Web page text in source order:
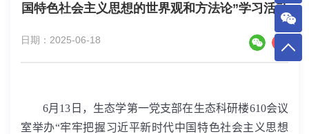
国特色社会主义思想的世界观和方法论”学习活动
日期：2025-06-18
6月 13 日，生态学第一党支部在生态科研楼610会议
室举办“牢牢把握习近平新时代中国特色社会主义思想